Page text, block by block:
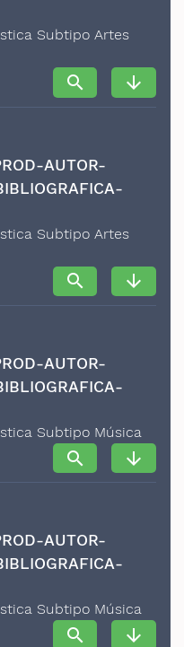
Subtipo Artes
search arrow_downward
AUTOR-
Subtipo Artes
search arrow_downward
AUTOR-
Subtipo Música
search arrow_downward
AUTOR-
Subtipo Música
search arrow_downward